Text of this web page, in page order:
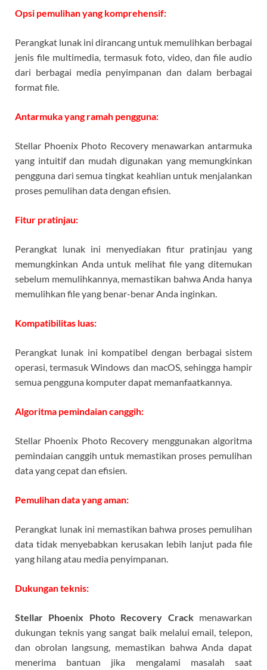
Opsi pemulihan yang komprehensif:
Perangkat lunak ini dirancang untuk memulihkan berbagai
jenis file multimedia, termasuk foto, video, dan file audio
dari berbagai media penyimpanan dan dalam berbagai
format file.
Antarmuka yang ramah pengguna:
Stellar Phoenix Photo Recovery menawarkan antarmuka
yang intuitif dan mudah digunakan yang memungkinkan
pengguna dari semua tingkat keahlian untuk menjalankan
proses pemulihan data dengan efisien.
Fitur pratinjau:
Perangkat lunak ini menyediakan fitur pratinjau yang
memungkinkan Anda untuk melihat file yang ditemukan
sebelum memulihkannya, memastikan bahwa Anda hanya
memulihkan file yang benar-benar Anda inginkan.
Kompatibilitas luas:
Perangkat lunak ini kompatibel dengan berbagai sistem
operasi, termasuk Windows dan macOS, sehingga hampir
semua pengguna komputer dapat memanfaatkannya.
Algoritma pemindaian canggih:
Stellar Phoenix Photo Recovery menggunakan algoritma
pemindaian canggih untuk memastikan proses pemulihan
data yang cepat dan efisien.
Pemulihan data yang aman:
Perangkat lunak ini memastikan bahwa proses pemulihan
data tidak menyebabkan kerusakan lebih lanjut pada file
yang hilang atau media penyimpanan.
Dukungan teknis:
Stellar Phoenix Photo Recovery Crackmenawarkan
dukungan teknis yang sangat baik melalui email, telepon,
dan obrolan langsung, memastikan bahwa Anda dapat
menerima bantuan jika mengalami masalah saat